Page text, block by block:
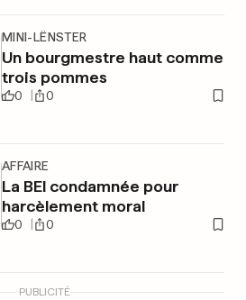
MINI-LËNSTER
Un bourgmestre haut comme
trois pommes
0 0
AFFAIRE
La BEI condamnée pour
harcèlement moral
0 0
PUBLICITÉ